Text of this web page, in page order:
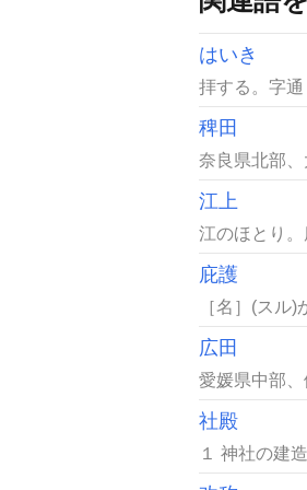
はいき
拝する。字通
稗田
奈良県北部
江上
江のほとり
庇護
［名］(スル
広田
愛媛県中部
社殿
１ 神社の建